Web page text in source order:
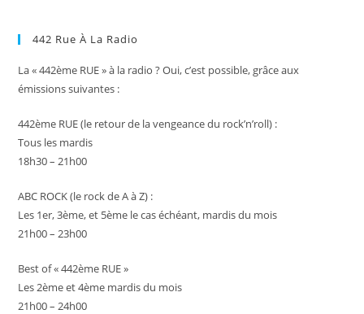
442 Rue À La Radio
La « 442ème RUE » à la radio ? Oui, c’est possible, grâce aux
émissions suivantes :
442ème RUE (le retour de la vengeance du rock’n’roll) :
Tous les mardis
18h30 – 21h00
ABC ROCK (le rock de A à Z) :
Les 1er, 3ème, et 5ème le cas échéant, mardis du mois
21h00 – 23h00
Best of « 442ème RUE »
Les 2ème et 4ème mardis du mois
21h00 – 24h00